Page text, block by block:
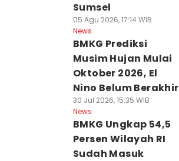
Sumsel
05 Agu 2026, 17:14 WIB
News
BMKG Prediksi
Musim Hujan Mulai
Oktober 2026, El
Nino Belum Berakhir
30 Jul 2026, 15:35 WIB
News
BMKG Ungkap 54,5
Persen Wilayah RI
Sudah Masuk